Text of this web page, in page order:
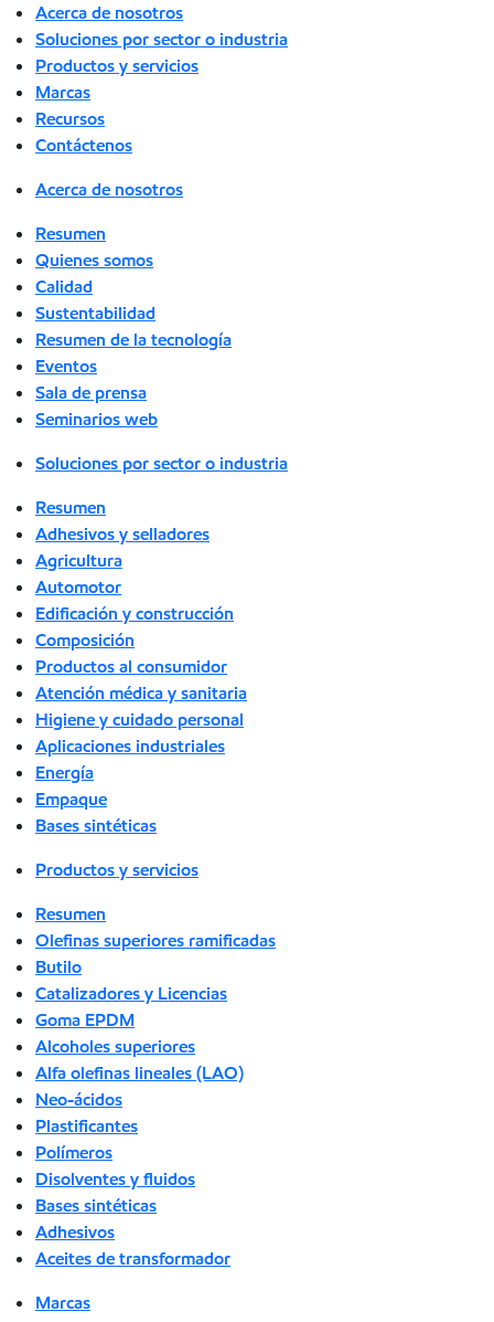
Acerca de nosotros
Soluciones por sector o industria
Productos y servicios
Marcas
Recursos
Contáctenos
Acerca de nosotros
Resumen
Quienes somos
Calidad
Sustentabilidad
Resumen de la tecnología
Eventos
Sala de prensa
Seminarios web
Soluciones por sector o industria
Resumen
Adhesivos y selladores
Agricultura
Automotor
Edificación y construcción
Composición
Productos al consumidor
Atención médica y sanitaria
Higiene y cuidado personal
Aplicaciones industriales
Energía
Empaque
Bases sintéticas
Productos y servicios
Resumen
Olefinas superiores ramificadas
Butilo
Catalizadores y Licencias
Goma EPDM
Alcoholes superiores
Alfa olefinas lineales (LAO)
Neo-ácidos
Plastificantes
Polímeros
Disolventes y fluidos
Bases sintéticas
Adhesivos
Aceites de transformador
Marcas